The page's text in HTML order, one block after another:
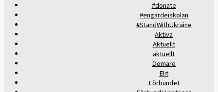
#donate
#engardeiskolan
#StandWithUkraine
Aktiva
Aktuellt
aktuellt
Domare
Elit
Förbundet